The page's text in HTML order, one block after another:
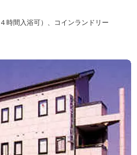
時間入浴可）、コインランドリー